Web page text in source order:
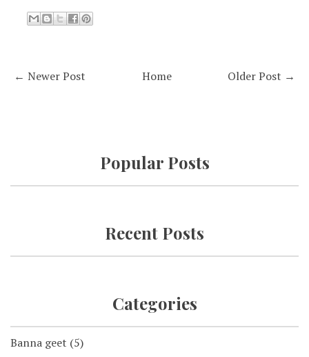
← Newer Post Older Post →
Home
Popular Posts
Recent Posts
Categories
Banna geet (5)